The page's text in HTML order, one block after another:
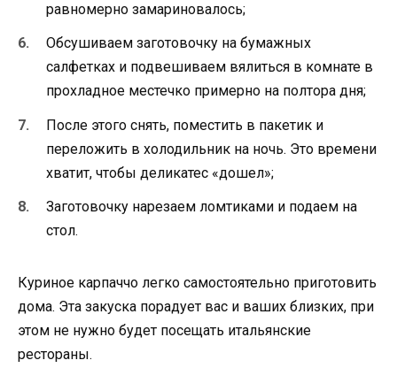
равномерно замариновалось;
Обсушиваем заготовочку на бумажных
салфетках и подвешиваем вялиться в комнате в
прохладное местечко примерно на полтора дня;
После этого снять, поместить в пакетик и
переложить в холодильник на ночь. Это времени
хватит, чтобы деликатес «дошел»;
Заготовочку нарезаем ломтиками и подаем на
стол.
Куриное карпаччо легко самостоятельно приготовить
дома. Эта закуска порадует вас и ваших близких, при
этом не нужно будет посещать итальянские
рестораны.